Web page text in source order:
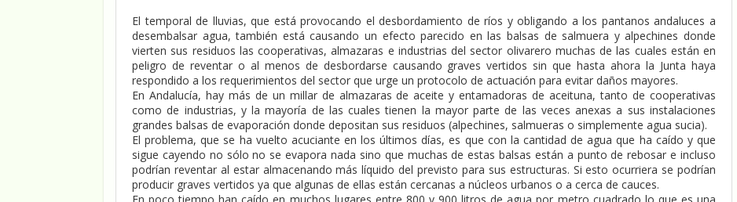
El temporal de lluvias, que está provocando el desbordamiento de ríos y obligando a los pantanos andaluces a
desembalsar agua, también está causando un efecto parecido en las balsas de salmuera y alpechines donde
vierten sus residuos las cooperativas, almazaras e industrias del sector olivarero muchas de las cuales están en
peligro de reventar o al menos de desbordarse causando graves vertidos sin que hasta ahora la Junta haya
respondido a los requerimientos del sector que urge un protocolo de actuación para evitar daños mayores.
En Andalucía, hay más de un millar de almazaras de aceite y entamadoras de aceituna, tanto de cooperativas
como de industrias, y la mayoría de las cuales tienen la mayor parte de las veces anexas a sus instalaciones
grandes balsas de evaporación donde depositan sus residuos (alpechines, salmueras o simplemente agua sucia).
El problema, que se ha vuelto acuciante en los últimos días, es que con la cantidad de agua que ha caído y que
sigue cayendo no sólo no se evapora nada sino que muchas de estas balsas están a punto de rebosar e incluso
podrían reventar al estar almacenando más líquido del previsto para sus estructuras. Si esto ocurriera se podrían
producir graves vertidos ya que algunas de ellas están cercanas a núcleos urbanos o a cerca de cauces.